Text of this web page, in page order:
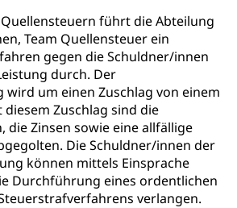
führt die Abteilung
Team Quellensteuer ein
gegen die Schuldner/innen
durch. Der
wird um einen Zuschlag von einem
Zuschlag sind die
die Zinsen sowie eine allfällige
Die Schuldner/innen der
können mittels Einsprache
Durchführung eines ordentlichen
verlangen.